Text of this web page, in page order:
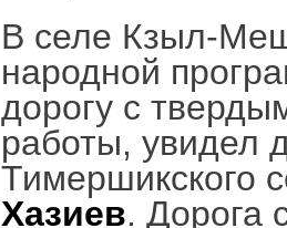
В селе Кзыл-
народной
дорогу с
работы, увидел
Тимершикского
Хазиев. Дорога